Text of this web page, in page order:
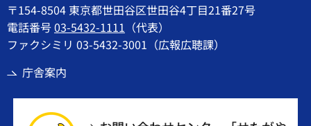
〒154-8504 東京都世田谷区世田谷4丁目21番27号
電話番号03-5432-1111 （代表）
ファクシミリ 03-5432-3001（広報広聴課）
庁舎案内